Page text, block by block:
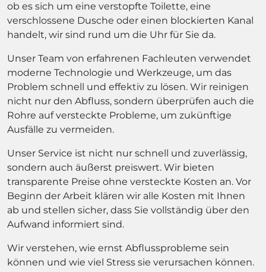
ob es sich um eine verstopfte Toilette, eine
verschlossene Dusche oder einen blockierten Kanal
handelt, wir sind rund um die Uhr für Sie da.
Unser Team von erfahrenen Fachleuten verwendet
moderne Technologie und Werkzeuge, um das
Problem schnell und effektiv zu lösen. Wir reinigen
nicht nur den Abfluss, sondern überprüfen auch die
Rohre auf versteckte Probleme, um zukünftige
Ausfälle zu vermeiden.
Unser Service ist nicht nur schnell und zuverlässig,
sondern auch äußerst preiswert. Wir bieten
transparente Preise ohne versteckte Kosten an. Vor
Beginn der Arbeit klären wir alle Kosten mit Ihnen
ab und stellen sicher, dass Sie vollständig über den
Aufwand informiert sind.
Wir verstehen, wie ernst Abflussprobleme sein
können und wie viel Stress sie verursachen können.